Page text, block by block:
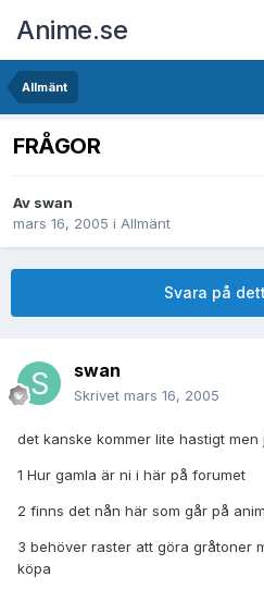
Anime.se
Allmänt
FRÅGOR
Av swan
mars 16, 2005 i Allmänt
Svara på
swan
Skrivet mars 16, 2005
det kanske kommer lite hastigt
1 Hur gamla är ni i här på forumet
2 finns det nån här som går på
3 behöver raster att göra gråtoner
köpa